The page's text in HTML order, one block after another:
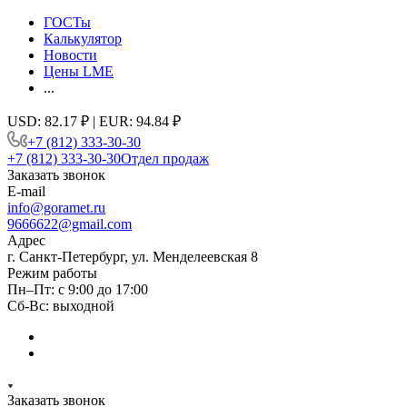
ГОСТы
Калькулятор
Новости
Цены LME
...
USD: 82.17 ₽ | EUR: 94.84 ₽
+7 (812) 333-30-30
+7 (812) 333-30-30Отдел продаж
Заказать звонок
E-mail
info@goramet.ru
9666622@gmail.com
Адрес
г. Санкт-Петербург, ул. Менделеевская 8
Режим работы
Пн–Пт: с 9:00 до 17:00
Сб-Вс: выходной
Заказать звонок